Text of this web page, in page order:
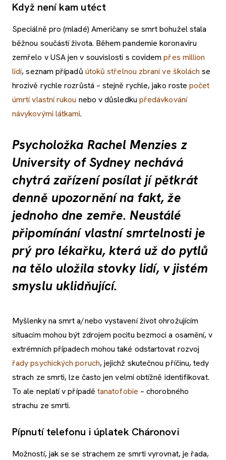
Když není kam utéct
Speciálně pro (mladé) Američany se smrt bohužel stala
běžnou součástí života. Během pandemie koronaviru
zemřelo v USA jen v souvislosti s covidempřes million
lidí, seznam případů útoků střelnou zbraní ve školách se
hrozivě rychle rozrůstá – stejně rychle, jako rostepočet
úmrtí vlastní rukou nebo v důsledku předávkování
návykovými látkami.
Psycholožka Rachel Menzies z
University of Sydney nechává
chytrá zařízení posílat jí pětkrát
denně upozornění na fakt, že
jednoho dne zemře. Neustálé
připomínání vlastní smrtelnosti je
prý pro lékařku, která už do pytlů
na tělo uložila stovky lidí, v jistém
smyslu uklidňující.
Myšlenky na smrt a/nebo vystavení život ohrožujícím
situacím mohou být zdrojem pocitu bezmoci a osamění, v
extrémních případech mohou také odstartovat rozvoj
řady psychických poruch, jejichž skutečnou příčinu, tedy
strach ze smrti, lze často jen velmi obtížně identifikovat.
To ale neplatí v případětanatofobie – chorobného
strachu ze smrti.
Pípnutí telefonu i úplatek Cháronovi
Možností, jak se se strachem ze smrti vyrovnat, je řada,